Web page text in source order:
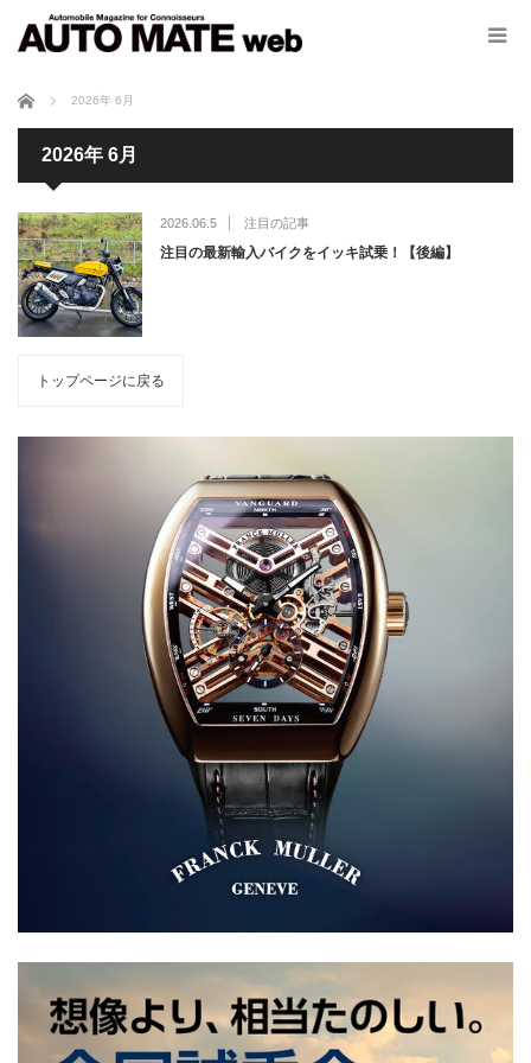
ホーム 2026年 6月
2026年 6月
2026.06.5 注目の記事
注目の最新輸入バイクをイッキ試乗！【後編】
トップページに戻る